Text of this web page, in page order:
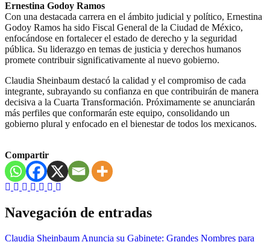
Ernestina Godoy Ramos
Con una destacada carrera en el ámbito judicial y político, Ernestina
Godoy Ramos ha sido Fiscal General de la Ciudad de México,
enfocándose en fortalecer el estado de derecho y la seguridad
pública. Su liderazgo en temas de justicia y derechos humanos
promete contribuir significativamente al nuevo gobierno.
Claudia Sheinbaum destacó la calidad y el compromiso de cada
integrante, subrayando su confianza en que contribuirán de manera
decisiva a la Cuarta Transformación. Próximamente se anunciarán
más perfiles que conformarán este equipo, consolidando un
gobierno plural y enfocado en el bienestar de todos los mexicanos.
Compartir
Navegación de entradas
Claudia Sheinbaum Anuncia su Gabinete: Grandes Nombres para